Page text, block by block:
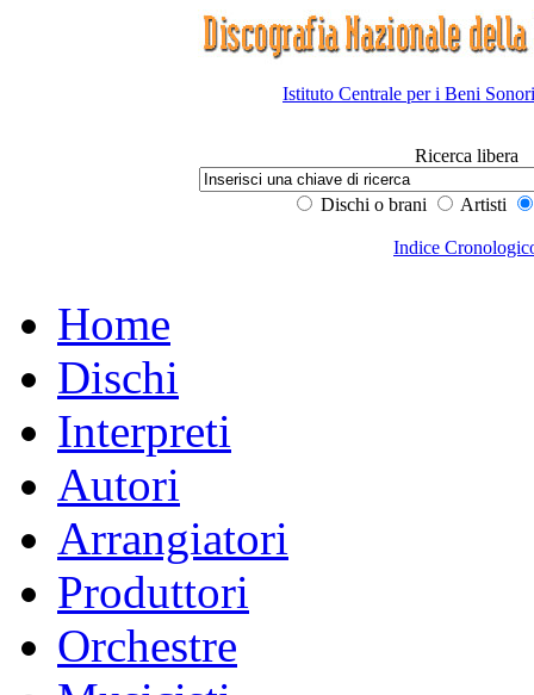
Istituto Centrale per i Beni
Ricerca libera
Dischi o brani Artisti
Indice
Home
Dischi
Interpreti
Autori
Arrangiatori
Produttori
Orchestre